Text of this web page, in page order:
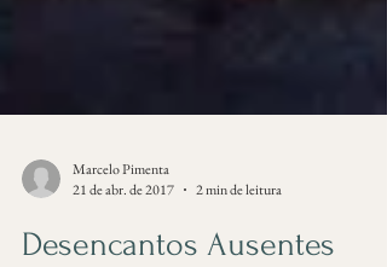
Marcelo Pimenta
21 de abr. de 2017
2 min de leitura